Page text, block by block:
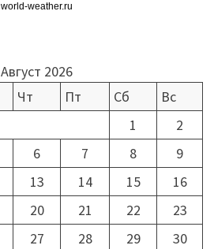
world-weather.ru
Август 2026
Чт Пт Сб
Вс
1
2
6 7 8
9
13 14 15
16
20 21 22
23
27 28 29
30